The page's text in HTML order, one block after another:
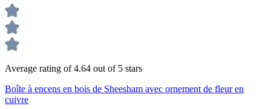
Average rating of 4.64 out of 5 stars
Boîte à encens en bois de Sheesham avec ornement de fleur en
cuivre